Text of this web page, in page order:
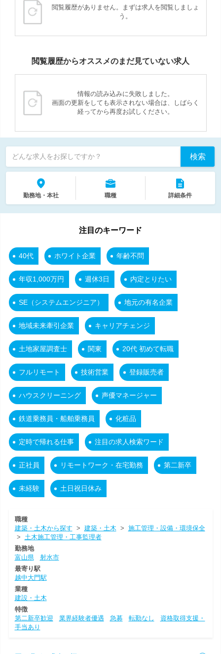
閲覧履歴がありません。まずは求人を閲覧しましょ
う。
閲覧履歴からオススメのまだ見ていない求人
情報の読み込みに失敗しました。
画面の更新をしても表示されない場合は、しばらく
経ってから再度お試しください。
どんな求人をお探しですか？ 検索
勤務地・本社 職種 詳細条件
注目のキーワード
40代 ホワイト企業 年齢不問
年収1,000万円 週休3日 内定とりたい
SE（システムエンジニア） 地元の有名企業
地域未来牽引企業 キャリアチェンジ
土地家屋調査士 関東 20代 初めて転職
フルリモート 技術営業 登録販売者
ハウスクリーニング 声優マネージャー
鉄道乗務員・船舶乗務員 化粧品
定時で帰れる仕事 注目の求人検索ワード
正社員 リモートワーク・在宅勤務 第二新卒
未経験 土日祝日休み
職種
建築・土木から探す > 建築・土木 > 施工管理・設備・環境保全
> 土木施工管理・工事監理者
勤務地
富山県
射水市
最寄り駅
越中大門駅
業種
建設・土木
特徴
第二新卒歓迎
業界経験者優遇 急募 転勤なし
資格取得支援・
手当あり